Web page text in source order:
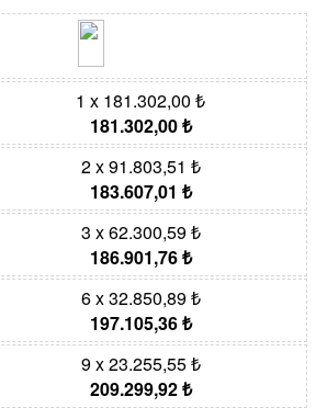
1 x 181.302,00 ₺
181.302,00 ₺
2 x 91.803,51 ₺
183.607,01 ₺
3 x 62.300,59 ₺
186.901,76 ₺
6 x 32.850,89 ₺
197.105,36 ₺
9 x 23.255,55 ₺
209.299,92 ₺